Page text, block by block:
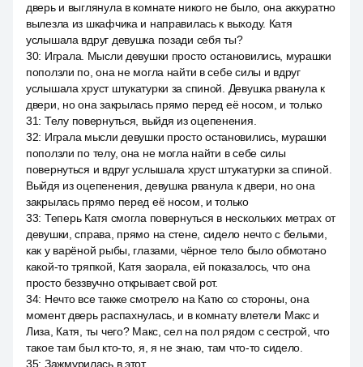
дверь и выглянула в комнате никого не было, она аккуратно
вылезла из шкафчика и направилась к выходу. Катя
услышала вдруг девушка позади себя ты?
30: Играла. Мысли девушки просто остановились, мурашки
поползли по, она не могла найти в себе силы и вдруг
услышала хруст штукатурки за спиной. Девушка рванула к
двери, но она закрылась прямо перед её носом, и только
31: Телу повернуться, выйдя из оцепенения.
32: Играла мысли девушки просто остановились, мурашки
поползли по телу, она не могла найти в себе силы
повернуться и вдруг услышала хруст штукатурки за спиной.
Выйдя из оцепенения, девушка рванула к двери, но она
закрылась прямо перед её носом, и только
33: Теперь Катя смогла повернуться в нескольких метрах от
девушки, справа, прямо на стене, сидело нечто с белыми,
как у варёной рыбы, глазами, чёрное тело было обмотано
какой-то тряпкой, Катя заорала, ей показалось, что она
просто беззвучно открывает свой рот.
34: Нечто все также смотрело на Катю со стороны, она
момент дверь распахнулась, и в комнату влетели Макс и
Лиза, Катя, ты чего? Макс, сел на пол рядом с сестрой, что
такое там был кто-то, я, я не знаю, там что-то сидело.
35: Зажмурилась в этот